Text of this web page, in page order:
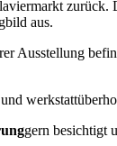
aus.
Ausstellung
gern besichtigt